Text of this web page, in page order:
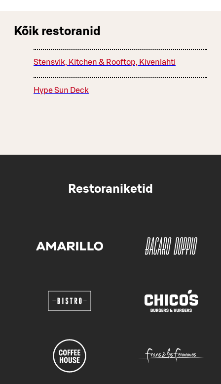
Kõik restoranid
Stensvik, Kitchen & Rooftop, Kivenlahti
Hype Sun Deck
Restoraniketid